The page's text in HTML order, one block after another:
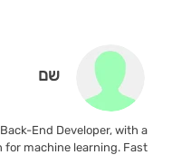
שם
End Developer, with a
for machine learning. Fast